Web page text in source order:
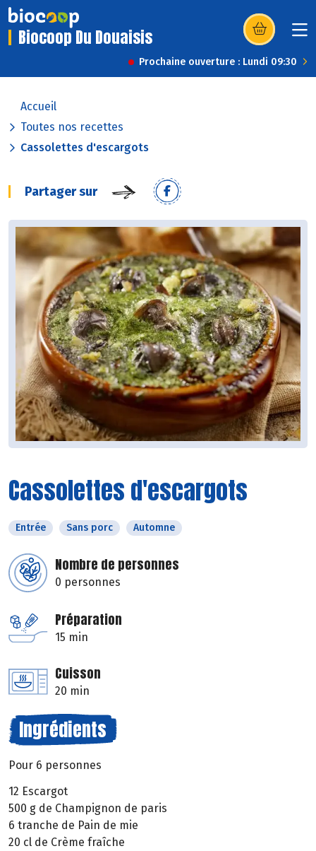
Biocoop Du Douaisis (s’ouvre dans
Prochaine ouverture : Lundi 09:30
Accueil
Toutes nos recettes
Cassolettes d'escargots
Partager sur
Cassolettes d'escargots
Entrée Sans porc Automne
Nombre de personnes
0 personnes
Préparation
15 min
Cuisson
20 min
Ingrédients
Pour 6 personnes
12 Escargot
500 g de Champignon de paris
6 tranche de Pain de mie
20 cl de Crème fraîche